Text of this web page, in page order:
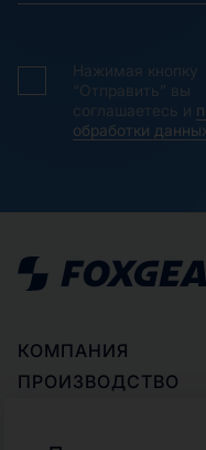
Нажимая кнопку
“Отправить” вы
соглашаетесь и
обработки
КОМПАНИЯ
ПРОИЗВОДСТВО
ГДЕ КУПИТЬ